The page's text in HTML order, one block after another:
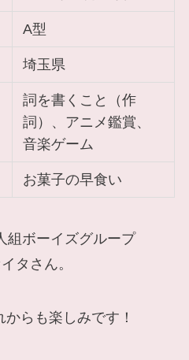
A型
埼玉県
詞を書くこと（作
詞）、アニメ鑑賞、
音楽ゲーム
お菓子の早食い
組ボーイズグループ
タさん。
らも楽しみです！